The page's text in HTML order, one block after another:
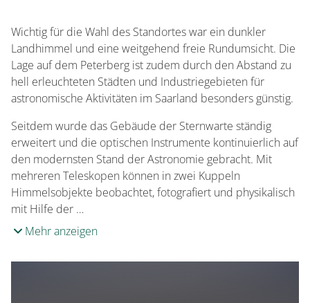
7-11 Jahre
Wichtig für die Wahl des Standortes war ein dunkler
Landhimmel und eine weitgehend freie Rundumsicht. Die
Lage auf dem Peterberg ist zudem durch den Abstand zu
hell erleuchteten Städten und Industriegebieten für
astronomische Aktivitäten im Saarland besonders günstig.
Seitdem wurde das Gebäude der Sternwarte ständig
erweitert und die optischen Instrumente kontinuierlich auf
den modernsten Stand der Astronomie gebracht. Mit
mehreren Teleskopen können in zwei Kuppeln
Himmelsobjekte beobachtet, fotografiert und physikalisch
mit Hilfe der …
Mehr anzeigen